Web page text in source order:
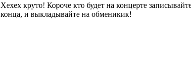
Хехех круто! Короче кто будет на концерте
конца, и выкладывайте на обменикик!